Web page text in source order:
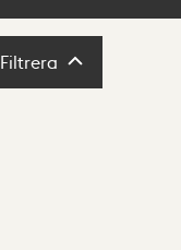
Filtrera Filtrera